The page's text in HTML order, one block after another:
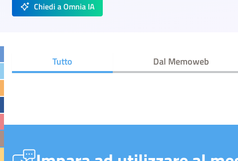
Chiedi a Omnia IA
Tutto Dal Memoweb